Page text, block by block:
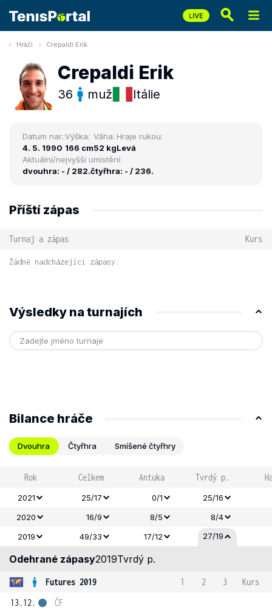
Hráči Crepaldi Erik
Crepaldi Erik
36 muž Itálie
Datum nar.:
4. 5. 1990
Výška:
166 cm
Váha:
52 kg
Hraje rukou:
Levá
Aktuální/nejvyšší umístění:
dvouhra: - / 282.čtyřhra: - / 236.
Příští zápas
Turnaj a zápas Kurs
Žádné nadcházející zápasy.
Výsledky na turnajích
Bilance hráče
Dvouhra Čtyřhra Smíšené čtyřhry
Rok Celkem Antuka Tvrdý p.
2021 25/17 0/1
25/16
2020
16/9 8/5
8/4
2019
49/33 17/12 27/19
Odehrané zápasy2019Tvrdý p.
Futures 2019 1 2 3
Kurs
13.12.
ČF